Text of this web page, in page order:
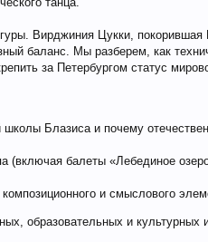
Вирджиния Цукки, покорившая
баланс. Мы разберем, как
за Петербургом статус
Блазиса и почему
(включая балеты «Лебединое
и смыслового
образовательных и культурных